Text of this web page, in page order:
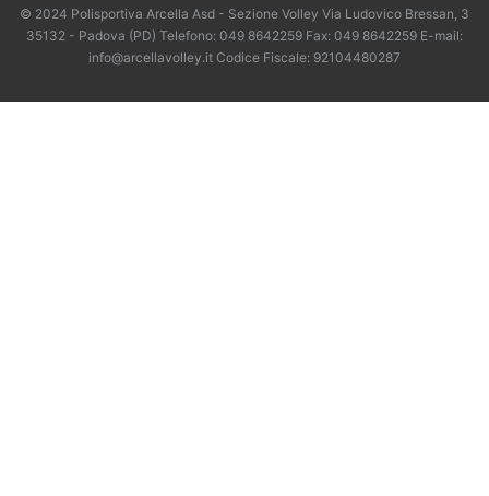
© 2024 Polisportiva Arcella Asd - Sezione Volley Via Ludovico Bressan, 3
35132 - Padova (PD) Telefono: 049 8642259 Fax: 049 8642259 E-mail:
info@arcellavolley.it Codice Fiscale: 92104480287